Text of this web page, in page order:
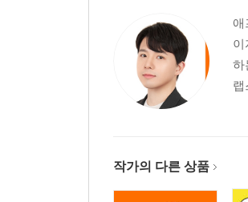
애
이
하
랩
작가의 다른 상품